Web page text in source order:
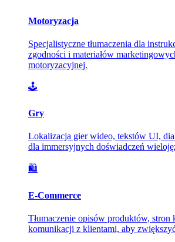
Motoryzacja
Specjalistyczne tłumaczenia dla
zgodności i materiałów
motoryzacyjnej.
🕹️
Gry
Lokalizacja gier wideo, tekstów UI,
dla immersyjnych doświadczeń
🛍️
E-Commerce
Tłumaczenie opisów produktów, stron
komunikacji z klientami, aby